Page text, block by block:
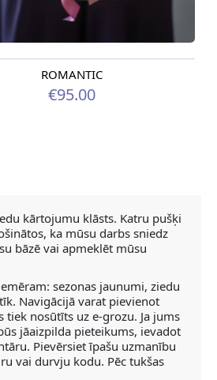
no 12.08.2026
ROMANTIC
€95.00
kārtojumu klāsts. Katru pušķi
ka mūsu darbs sniedz
bāzē vai apmeklēt mūsu
sezonas jaunumi, ziedu
Navigācijā varat pievienot
nosūtīts uz e-grozu. Ja jums
jāaizpilda pieteikums, ievadot
Pievērsiet īpašu uzmanību
vai durvju kodu. Pēc tukšas